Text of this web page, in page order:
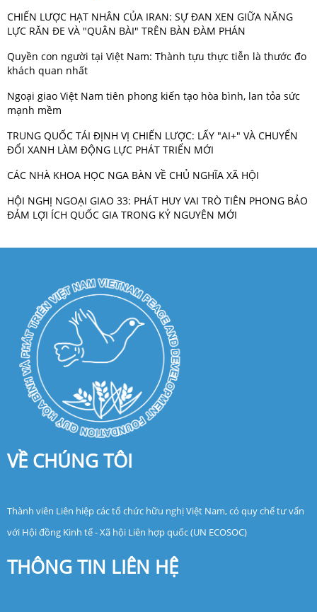
CHIẾN LƯỢC HẠT NHÂN CỦA IRAN: SỰ ĐAN XEN GIỮA NĂNG
LỰC RĂN ĐE VÀ "QUÂN BÀI" TRÊN BÀN ĐÀM PHÁN
Quyền con người tại Việt Nam: Thành tựu thực tiễn là thước đo
khách quan nhất
Ngoại giao Việt Nam tiên phong kiến tạo hòa bình, lan tỏa sức
mạnh mềm
TRUNG QUỐC TÁI ĐỊNH VỊ CHIẾN LƯỢC: LẤY "AI+" VÀ CHUYỂN
ĐỔI XANH LÀM ĐỘNG LỰC PHÁT TRIỂN MỚI
CÁC NHÀ KHOA HỌC NGA BÀN VỀ CHỦ NGHĨA XÃ HỘI
HỘI NGHỊ NGOẠI GIAO 33: PHÁT HUY VAI TRÒ TIÊN PHONG BẢO
ĐẢM LỢI ÍCH QUỐC GIA TRONG KỶ NGUYÊN MỚI
VỀ CHÚNG TÔI
Thành viên Liên hiệp các tổ chức hữu nghị Việt Nam, có quy chế tư vấn
với Hội đồng Kinh tế - Xã hội Liên hợp quốc (UN ECOSOC)
THÔNG TIN LIÊN HỆ